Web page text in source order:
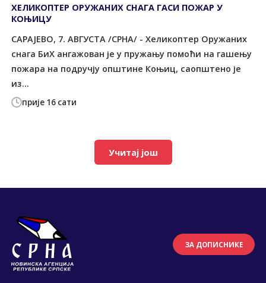
прије 16 сати
ХЕЛИКОПТЕР ОРУЖАНИХ СНАГА ГАСИ ПОЖАР У
КОЊИЦУ
САРАЈЕВО, 7. АВГУСТА /СРНА/ - Хеликоптер Оружаних
снага БиХ ангажован је у пружању помоћи на гашењу
пожара на подручју општине Коњиц, саопштено је
из...
Учитај још
ЗА ДОПИСНИКЕ